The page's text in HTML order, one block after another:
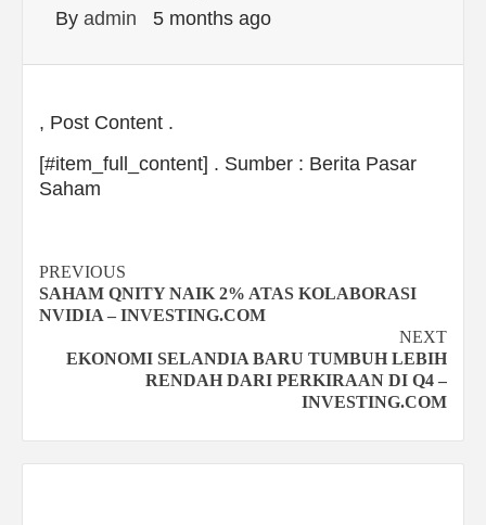
By admin 5 months ago
, Post Content .
[#item_full_content] . Sumber : Berita Pasar
Saham
Continue
Reading
PREVIOUS
SAHAM QNITY NAIK 2% ATAS KOLABORASI
NVIDIA – INVESTING.COM
NEXT
EKONOMI SELANDIA BARU TUMBUH LEBIH
RENDAH DARI PERKIRAAN DI Q4 –
INVESTING.COM